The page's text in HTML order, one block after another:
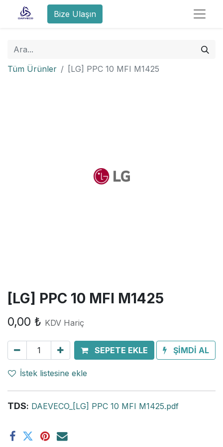
Bize Ulaşın
Tüm Ürünler [LG] PPC 10 MFI M1425
[LG] PPC 10 MFI M1425
0,00 ₺ KDV Hariç
SEPETE EKLE ŞİMDİ AL
İstek listesine ekle
TDS: DAEVECO_[LG] PPC 10 MFI M1425.pdf